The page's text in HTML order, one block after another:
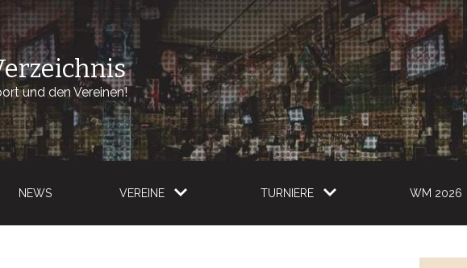
und den Vereinen!
NEWS VEREINE TURNIERE WM 2026